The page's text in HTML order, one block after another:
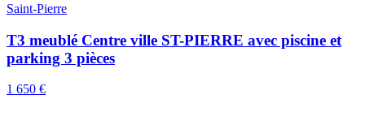
Saint-Pierre
T3 meublé Centre ville ST-PIERRE avec piscine et
parking 3 pièces
1 650 €